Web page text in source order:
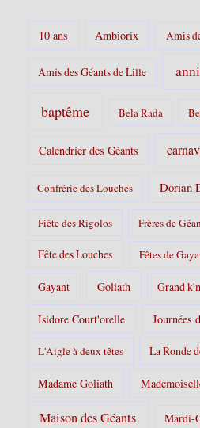
10 ans Ambiorix Amis
Amis des Géants de Lille
baptême Bela Rada
Calendrier des Géants
Confrérie des Louches Dorian
Fiète des Rigolos Frères de
Fête des Louches Fêtes de
Gayant Goliath Grand
Isidore Court'orelle Journées
L'Aigle à deux têtes La Ronde
Madame Goliath
Maison des Géants Mardi-